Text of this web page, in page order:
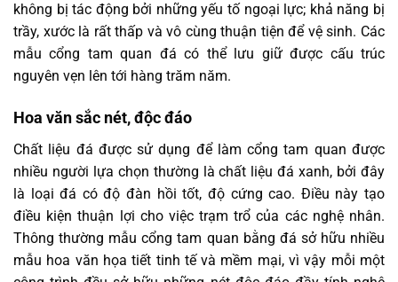
không bị tác động bởi những yếu tố ngoại lực; khả năng bị
trầy, xước là rất thấp và vô cùng thuận tiện để vệ sinh. Các
mẫu cổng tam quan đá có thể lưu giữ được cấu trúc
nguyên vẹn lên tới hàng trăm năm.
Hoa văn sắc nét, độc đáo
Chất liệu đá được sử dụng để làm cổng tam quan được
nhiều người lựa chọn thường là chất liệu đá xanh, bởi đây
là loại đá có độ đàn hồi tốt, độ cứng cao. Điều này tạo
điều kiện thuận lợi cho việc trạm trổ của các nghệ nhân.
Thông thường mẫu cổng tam quan bằng đá sở hữu nhiều
mẫu hoa văn họa tiết tinh tế và mềm mại, vì vậy mỗi một